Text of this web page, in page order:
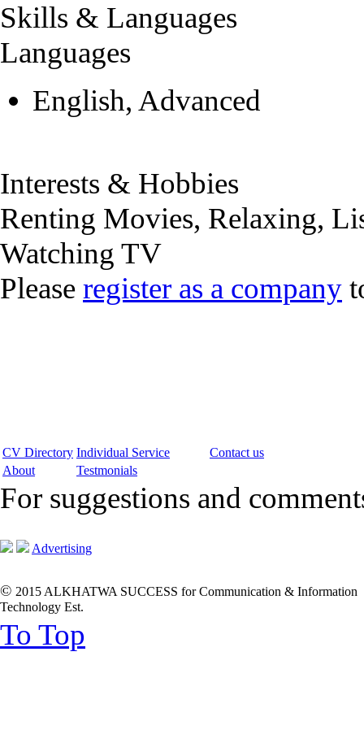
Skills & Languages
Languages
English, Advanced
Interests & Hobbies
Renting Movies, Relaxing,
Watching TV
Please register as a company
CV Directory Individual Service
Contact us
About
Testmonials
For suggestions and
Advertising
© 2015 ALKHATWA SUCCESS for Communication & Information
Technology Est.
To Top